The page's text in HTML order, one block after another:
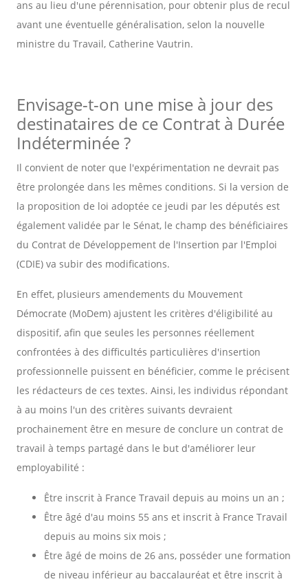
ans au lieu d'une pérennisation, pour obtenir plus de recul
avant une éventuelle généralisation, selon la nouvelle
ministre du Travail, Catherine Vautrin.
Envisage-t-on une mise à jour des
destinataires de ce Contrat à Durée
Indéterminée ?
Il convient de noter que l'expérimentation ne devrait pas
être prolongée dans les mêmes conditions. Si la version de
la proposition de loi adoptée ce jeudi par les députés est
également validée par le Sénat, le champ des bénéficiaires
du Contrat de Développement de l'Insertion par l'Emploi
(CDIE) va subir des modifications.
En effet, plusieurs amendements du Mouvement
Démocrate (MoDem) ajustent les critères d'éligibilité au
dispositif, afin que seules les personnes réellement
confrontées à des difficultés particulières d'insertion
professionnelle puissent en bénéficier, comme le précisent
les rédacteurs de ces textes. Ainsi, les individus répondant
à au moins l'un des critères suivants devraient
prochainement être en mesure de conclure un contrat de
travail à temps partagé dans le but d'améliorer leur
employabilité :
Être inscrit à France Travail depuis au moins un an ;
Être âgé d'au moins 55 ans et inscrit à France Travail
depuis au moins six mois ;
Être âgé de moins de 26 ans, posséder une formation
de niveau inférieur au baccalauréat et être inscrit à